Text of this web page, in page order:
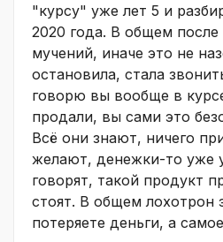
"курсу" уже лет 5 и
2020 года. В общем после
мучений, иначе это не
остановила, стала
говорю вы вообще в
продали, вы сами это
Всё они знают, ничего
желают, денежки-то уже
говорят, такой продукт
стоят. В общем лохотрон
потеряете деньги, а